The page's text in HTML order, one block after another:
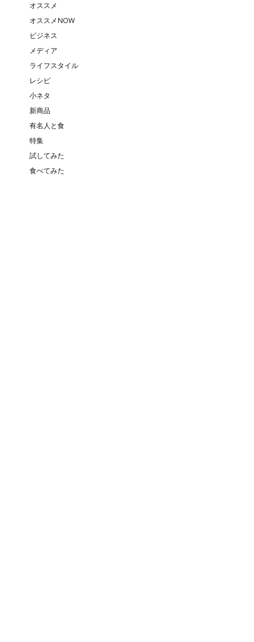
オススメ
オススメNOW
ビジネス
メディア
ライフスタイル
レシピ
小ネタ
新商品
有名人と食
特集
試してみた
食べてみた